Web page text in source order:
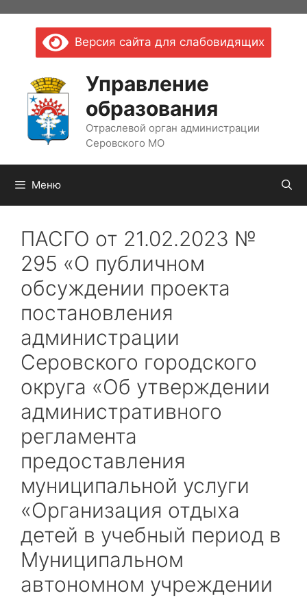
содержимомуВерсия сайта для слабовидящих
Управление
образования
Отраслевой орган администрации
Серовского МО
Меню
ПАСГО от 21.02.2023 №
295 «О публичном
обсуждении проекта
постановления
администрации
Серовского городского
округа «Об утверждении
административного
регламента
предоставления
муниципальной услуги
«Организация отдыха
детей в учебный период в
Муниципальном
автономном учреждении